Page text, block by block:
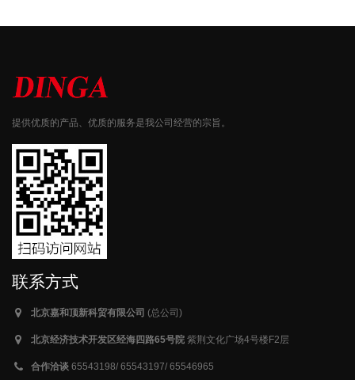
提供优质的产品、优质的服务是我公司经营的宗旨。
联系方式
北京嘉和顶新科贸有限公司 (总公司)
北京经济技术开发区经海四路65号院 紫荆文化广场4号楼F2层
合作洽谈 65543198/ 65543197/ 65546965